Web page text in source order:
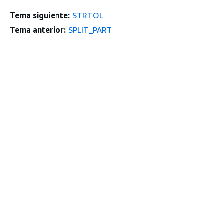
Tema siguiente: STRTOL
Tema anterior: SPLIT_PART